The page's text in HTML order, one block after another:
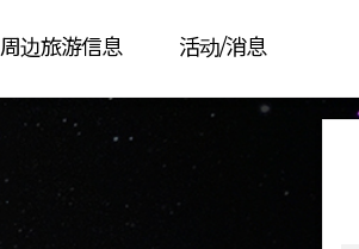
周边旅游信息 活动/消息